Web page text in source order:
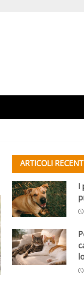
ARTICOLI
I